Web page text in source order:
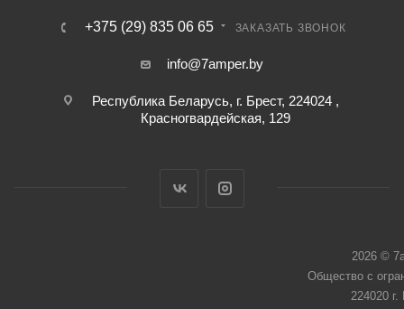
+375 (29) 835 06 65 ЗАКАЗАТЬ ЗВОНОК
info@7amper.by
Республика Беларусь, г. Брест, 224024 ,
Красногвардейская, 129
2026 ©
Общество с
224020